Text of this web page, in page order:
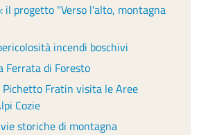
il progetto "Verso l'alto, montagna
incendi boschivi
Ferrata di Foresto
Fratin visita le Aree
Cozie
storiche di montagna